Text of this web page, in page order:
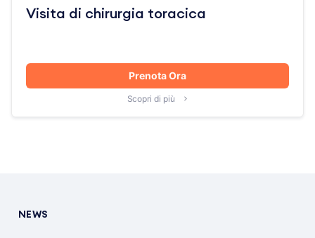
Visita di chirurgia toracica
Prenota Ora
Scopri di più
NEWS